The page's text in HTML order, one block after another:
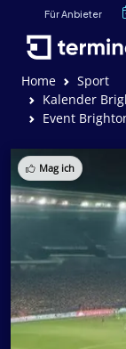
Für Anbieter
Home
Sport
Kalender
Event
Mag ich